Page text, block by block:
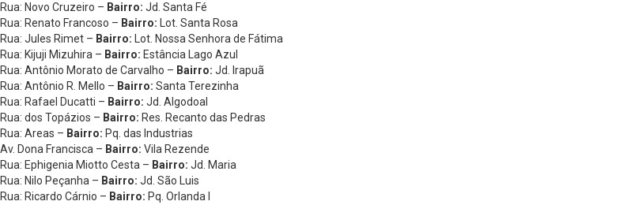
Rua: Novo Cruzeiro – Bairro: Jd. Santa Fé
Rua: Renato Francoso – Bairro: Lot. Santa Rosa
Rua: Jules Rimet – Bairro: Lot. Nossa Senhora de Fátima
Rua: Kijuji Mizuhira – Bairro: Estância Lago Azul
Rua: Antônio Morato de Carvalho – Bairro: Jd. Irapuã
Rua: Antônio R. Mello – Bairro: Santa Terezinha
Rua: Rafael Ducatti – Bairro: Jd. Algodoal
Rua: dos Topázios – Bairro: Res. Recanto das Pedras
Rua: Areas – Bairro: Pq. das Industrias
Av. Dona Francisca – Bairro: Vila Rezende
Rua: Ephigenia Miotto Cesta – Bairro: Jd. Maria
Rua: Nilo Peçanha – Bairro: Jd. São Luis
Rua: Ricardo Cárnio – Bairro: Pq. Orlanda I